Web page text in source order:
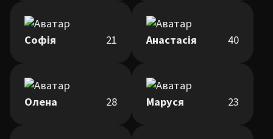
Софія 21 Анастасія 40
Олена 28 Маруся 23